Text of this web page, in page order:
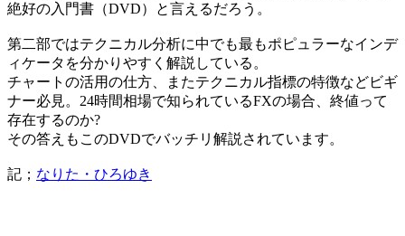
絶好の入門書（DVD）と言えるだろう。
第二部ではテクニカル分析に中でも最もポピュラーなインデ
ィケータを分かりやすく解説している。
チャートの活用の仕方、またテクニカル指標の特徴などビギ
ナー必見。24時間相場で知られているFXの場合、終値って
存在するのか?
その答えもこのDVDでバッチリ解説されています。
記； なりた・ひろゆき